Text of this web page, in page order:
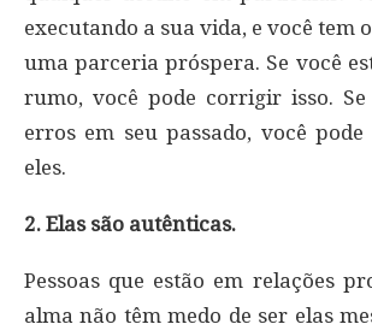
executando a sua vida, e você tem
uma parceria próspera. Se você
rumo, você pode corrigir isso. Se
erros em seu passado, você
eles.
2. Elas são autênticas.
Pessoas que estão em relações
alma não têm medo de ser elas